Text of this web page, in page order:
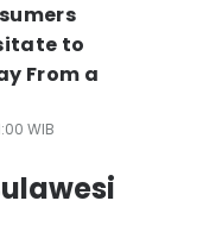
to
From a
WIB